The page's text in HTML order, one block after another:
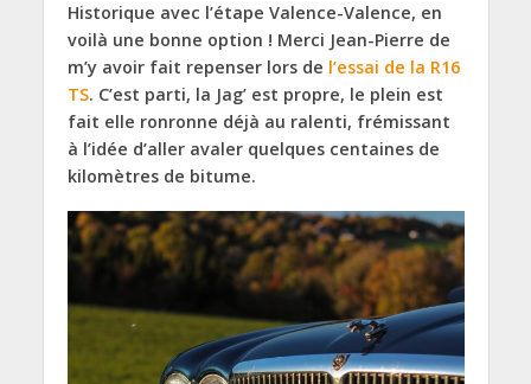
Historique avec l’étape Valence-Valence, en
voilà une bonne option ! Merci Jean-Pierre de
m’y avoir fait repenser lors de l’essai de la R16
TS. C’est parti, la Jag’ est propre, le plein est
fait elle ronronne déjà au ralenti, frémissant
à l’idée d’aller avaler quelques centaines de
kilomètres de bitume.